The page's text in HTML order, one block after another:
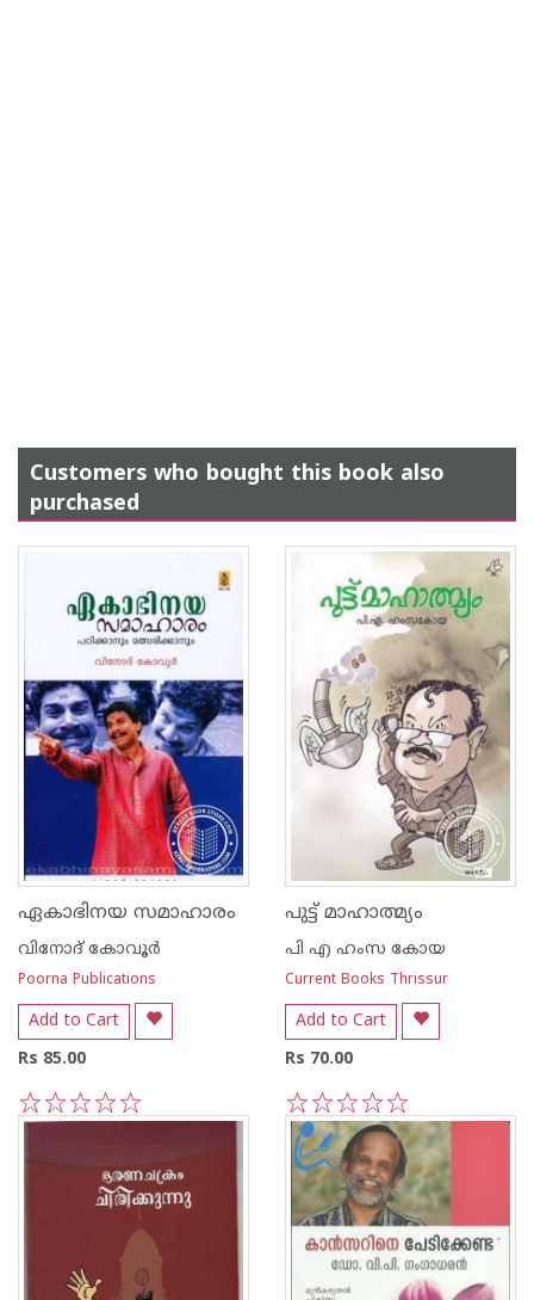
Customers who bought this book also
purchased
ഏകാഭിനയ സമാഹാരം
വിനോദ് കോവൂര്‍
Poorna Publications
Add to Cart
Rs 85.00
5
4
3
2
1
പുട്ട് മാഹാത്മ്യം
പി എ ഹംസ കോയ
Current Books Thrissur
Add to Cart
Rs 70.00
5
4
3
2
1